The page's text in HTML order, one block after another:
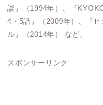
談』（1994年）、『
4・5話』（2009年）、『
ル』（2014年） など。
スポンサーリンク